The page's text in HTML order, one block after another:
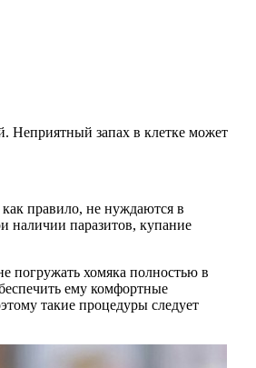
Неприятный запах в клетке может
правило, не нуждаются в
наличии паразитов, купание
погружать хомяка полностью в
ему комфортные
такие процедуры следует